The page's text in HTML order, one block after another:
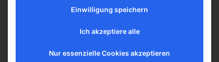
jüngerer Zeit gerne vernachlässigt
werden. Da das Evangelium heute
vornehmlich als Katalog sozialer
Essenzielle Services ermöglichen grundlegende Funktionen
Website erforderlich.
Statistik-Cookies sammeln Nutzungsdaten, die uns
Einwilligung speichern
Ich akzeptiere alle
Nur essenzielle Cookies akzeptieren